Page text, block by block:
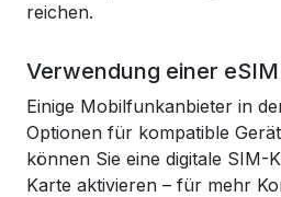
reichen.
Verwendung einer
Einige Mobilfunkanbieter in
Optionen für kompatible
können Sie eine digitale SIM-
Karte aktivieren – für mehr